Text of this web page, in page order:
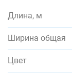
Длина, м
Ширина общая
Цвет